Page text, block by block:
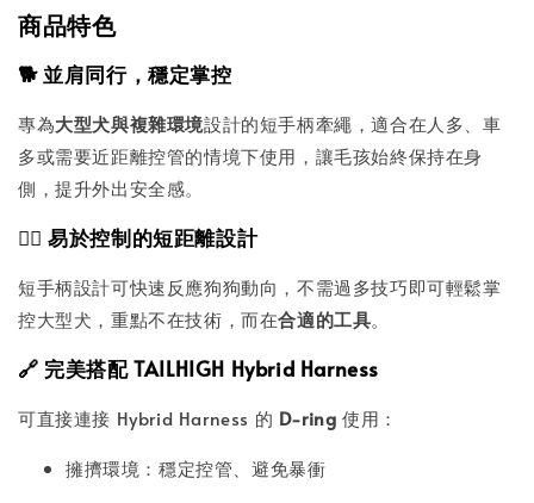
商品特色
🐕 並肩同行，穩定掌控
專為大型犬與複雜環境設計的短手柄牽繩，適合在人多、車
多或需要近距離控管的情境下使用，讓毛孩始終保持在身
側，提升外出安全感。
🐕‍🦺 易於控制的短距離設計
短手柄設計可快速反應狗狗動向，不需過多技巧即可輕鬆掌
控大型犬，重點不在技術，而在合適的工具。
🔗 完美搭配 TAILHIGH Hybrid Harness
可直接連接 Hybrid Harness 的 D-ring 使用：
擁擠環境：穩定控管、避免暴衝